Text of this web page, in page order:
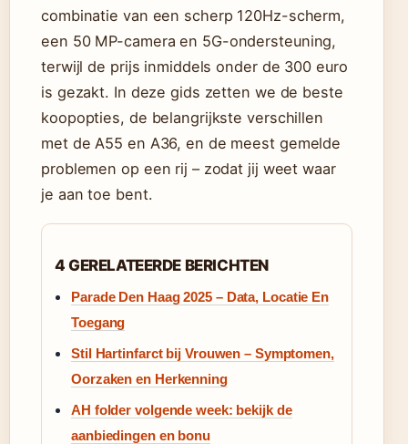
combinatie van een scherp 120Hz-scherm,
een 50 MP-camera en 5G-ondersteuning,
terwijl de prijs inmiddels onder de 300 euro
is gezakt. In deze gids zetten we de beste
koopopties, de belangrijkste verschillen
met de A55 en A36, en de meest gemelde
problemen op een rij – zodat jij weet waar
je aan toe bent.
4 GERELATEERDE BERICHTEN
Parade Den Haag 2025 – Data, Locatie En
Toegang
Stil Hartinfarct bij Vrouwen – Symptomen,
Oorzaken en Herkenning
AH folder volgende week: bekijk de
aanbiedingen en bonu